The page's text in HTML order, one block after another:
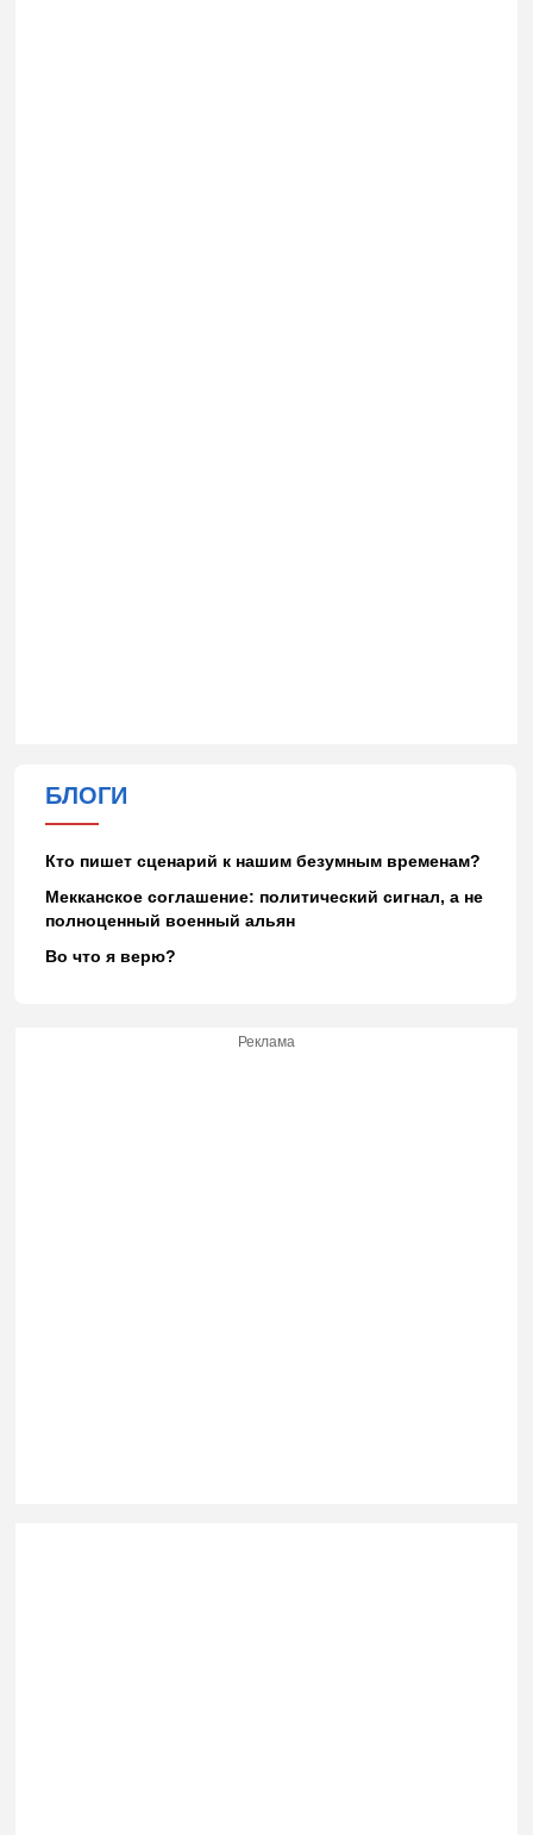
БЛОГИ
Кто пишет сценарий к нашим безумным временам?
Мекканское соглашение: политический сигнал, а не
полноценный военный альян
Во что я верю?
Реклама